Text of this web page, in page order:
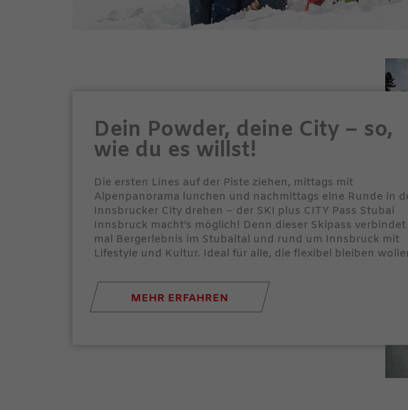
Dein Powder, deine City – so,
wie du es willst!
Die ersten Lines auf der Piste ziehen, mittags mit
Alpenpanorama lunchen und nachmittags eine Runde in
Innsbrucker City drehen – der SKI plus CITY Pass Stubai
Innsbruck macht’s möglich! Denn dieser Skipass verbindet
mal Bergerlebnis im Stubaital und rund um Innsbruck mit
Lifestyle und Kultur. Ideal für alle, die flexibel bleiben
MEHR ERFAHREN